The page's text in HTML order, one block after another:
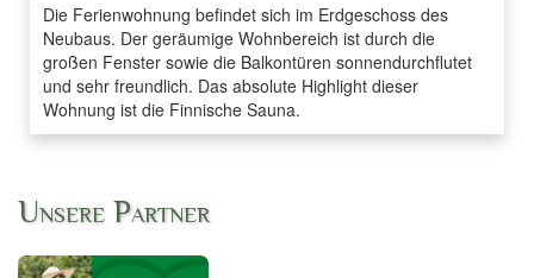
Die Ferienwohnung befindet sich im Erdgeschoss des
Neubaus. Der geräumige Wohnbereich ist durch die
großen Fenster sowie die Balkontüren sonnendurchflutet
und sehr freundlich. Das absolute Highlight dieser
Wohnung ist die Finnische Sauna.
Unsere Partner